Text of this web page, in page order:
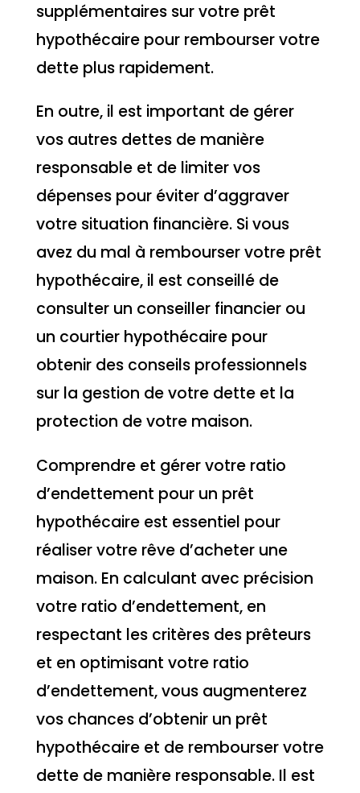
supplémentaires sur votre prêt
hypothécaire pour rembourser votre
dette plus rapidement.
En outre, il est important de gérer
vos autres dettes de manière
responsable et de limiter vos
dépenses pour éviter d’aggraver
votre situation financière. Si vous
avez du mal à rembourser votre prêt
hypothécaire, il est conseillé de
consulter un conseiller financier ou
un courtier hypothécaire pour
obtenir des conseils professionnels
sur la gestion de votre dette et la
protection de votre maison.
Comprendre et gérer votre ratio
d’endettement pour un prêt
hypothécaire est essentiel pour
réaliser votre rêve d’acheter une
maison. En calculant avec précision
votre ratio d’endettement, en
respectant les critères des prêteurs
et en optimisant votre ratio
d’endettement, vous augmenterez
vos chances d’obtenir un prêt
hypothécaire et de rembourser votre
dette de manière responsable. Il est